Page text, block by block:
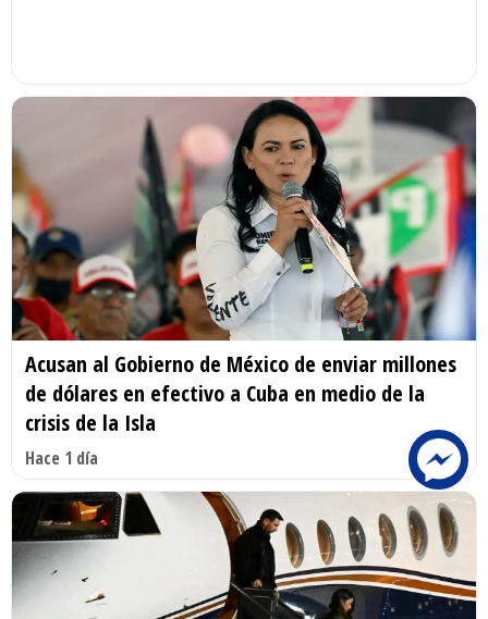
Acusan al Gobierno de México de enviar millones
de dólares en efectivo a Cuba en medio de la
crisis de la Isla
Hace 1 día